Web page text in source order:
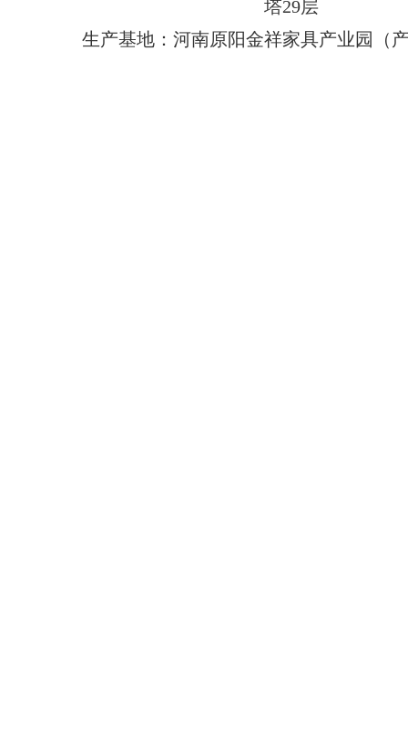
塔29层
生产基地：河南原阳金祥家具产业园（